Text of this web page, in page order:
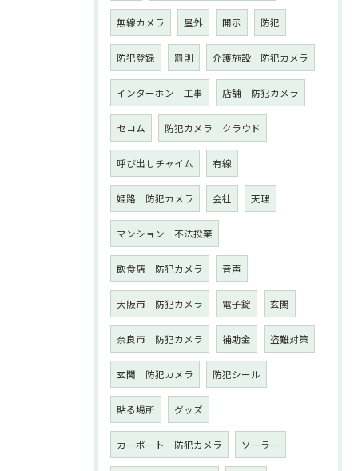
無線カメラ 屋外 開示 防犯
防犯登録 罰則 介護施設 防犯カメラ
インターホン 工事 店舗 防犯カメラ
セコム 防犯カメラ クラウド
呼び出しチャイム 有線
姫路 防犯カメラ 会社 天理
マンション 不法投棄
飲食店 防犯カメラ 音声
大阪市 防犯カメラ 電子錠 玄関
奈良市 防犯カメラ 補助金 盗難対策
玄関 防犯カメラ 防犯シール
貼る場所 グッズ
カーポート 防犯カメラ ソーラー